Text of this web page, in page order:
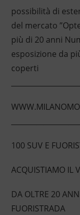
possibilità di
del mercato
più di 20 anni
esposizione da
coperti
100 SUV E
ACQUISTIAMO IL
DA OLTRE 20
FUORISTRADA